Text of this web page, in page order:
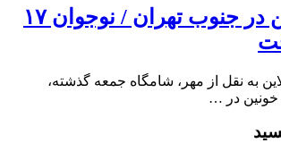
درگیری خونین در جنوب تهران / نوجوان ۱۷
به نقل از مهر، شامگاه جمعه گذشته،
در …